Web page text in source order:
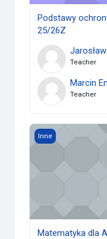
Podstawy
25/26Z
Teacher
Marcin
Teacher
Matematyka dla
Inne
Matematyka dla